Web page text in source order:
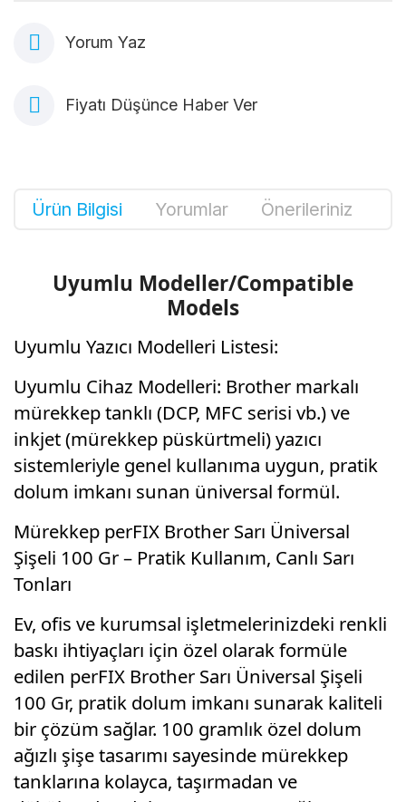
Yorum Yaz
Fiyatı Düşünce Haber Ver
Ürün Bilgisi Yorumlar Önerileriniz
Uyumlu Modeller/Compatible
Models
Uyumlu Yazıcı Modelleri Listesi:
Uyumlu Cihaz Modelleri: Brother markalı
mürekkep tanklı (DCP, MFC serisi vb.) ve
inkjet (mürekkep püskürtmeli) yazıcı
sistemleriyle genel kullanıma uygun, pratik
dolum imkanı sunan üniversal formül.
Mürekkep perFIX Brother Sarı Üniversal
Şişeli 100 Gr – Pratik Kullanım, Canlı Sarı
Tonları
Ev, ofis ve kurumsal işletmelerinizdeki renkli
baskı ihtiyaçları için özel olarak formüle
edilen perFIX Brother Sarı Üniversal Şişeli
100 Gr, pratik dolum imkanı sunarak kaliteli
bir çözüm sağlar. 100 gramlık özel dolum
ağızlı şişe tasarımı sayesinde mürekkep
tanklarına kolayca, taşırmadan ve